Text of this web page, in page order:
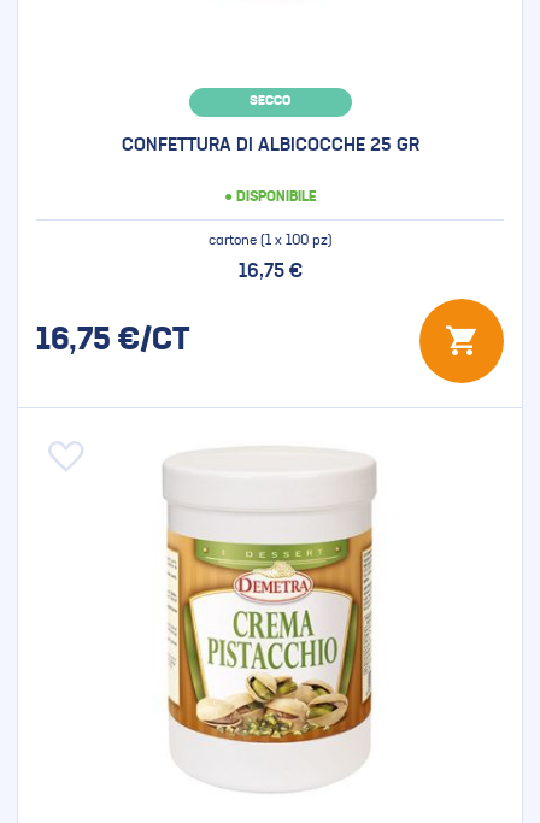
SECCO
CONFETTURA DI ALBICOCCHE 25 GR
● DISPONIBILE
cartone (1 x 100 pz)
16,75 €
16,75 €/CT
Aggiungi alla lista desideri